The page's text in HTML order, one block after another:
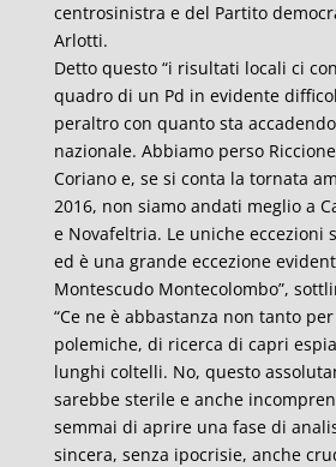
centrosinistra e del Partito
Arlotti.
Detto questo “i risultati locali ci
quadro di un Pd in evidente
peraltro con quanto sta
nazionale. Abbiamo perso
Coriano e, se si conta la tornata
2016, non siamo andati meglio a
e Novafeltria. Le uniche eccezioni
ed è una grande eccezione
Montescudo Montecolombo”,
“Ce ne è abbastanza non tanto
polemiche, di ricerca di capri
lunghi coltelli. No, questo
sarebbe sterile e anche
semmai di aprire una fase di
sincera, senza ipocrisie, anche